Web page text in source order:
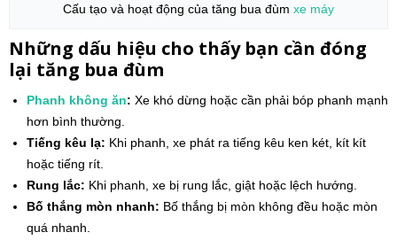
Cấu tạo và hoạt động của tăng bua đùm xe máy
Những dấu hiệu cho thấy bạn cần đóng
lại tăng bua đùm
Phanh không ăn: Xe khó dừng hoặc cần phải bóp phanh mạnh
hơn bình thường.
Tiếng kêu lạ: Khi phanh, xe phát ra tiếng kêu ken két, kít kít
hoặc tiếng rít.
Rung lắc: Khi phanh, xe bị rung lắc, giật hoặc lệch hướng.
Bố thắng mòn nhanh: Bố thắng bị mòn không đều hoặc mòn
quá nhanh.